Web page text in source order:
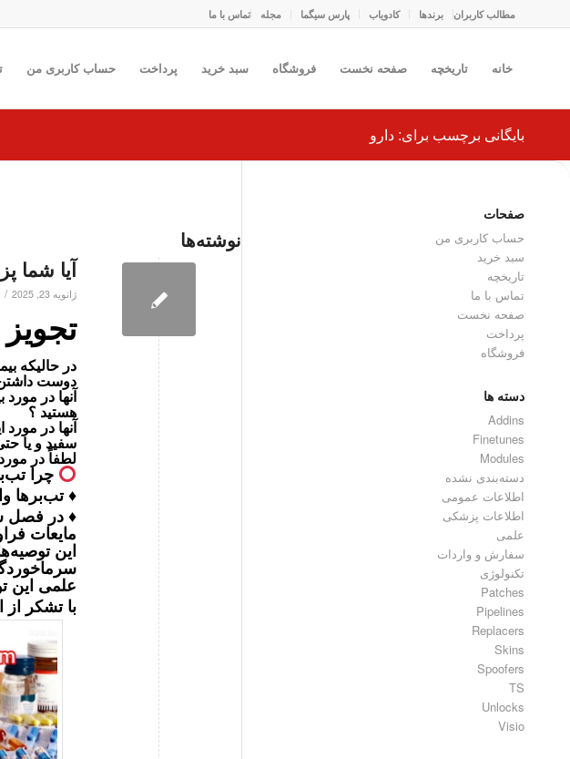
مطالب کاربران برندها کادو‌یاب پارس سیگما مجله تماس با ما
خانه تاریخچه صفحه نخست فروشگاه سبد خرید پرداخت حساب کاربری من
بایگانی برچسب برای: دارو
نوشته‌ها
آیا شما
ژانویه 23, 2025 /
در حالیکه
دوست
آنها در
هستید ؟
آنها در
سفید و یا
لطفاً در
چرا
♦️ تب‌برها
♦️ در فصل
مایعات
این
علمی این
با تشکر
صفحات
حساب کاربری من
سبد خرید
تاریخچه
تماس با ما
صفحه نخست
پرداخت
فروشگاه
دسته ها
Addins
Finetunes
Modules
دسته‌بندی نشده
اطلاعات عمومی
اطلاعات پزشکی
علمی
سفارش و واردات
تکنولوژی
Patches
Pipelines
Replacers
Skins
Spoofers
TS
Unlocks
Visio